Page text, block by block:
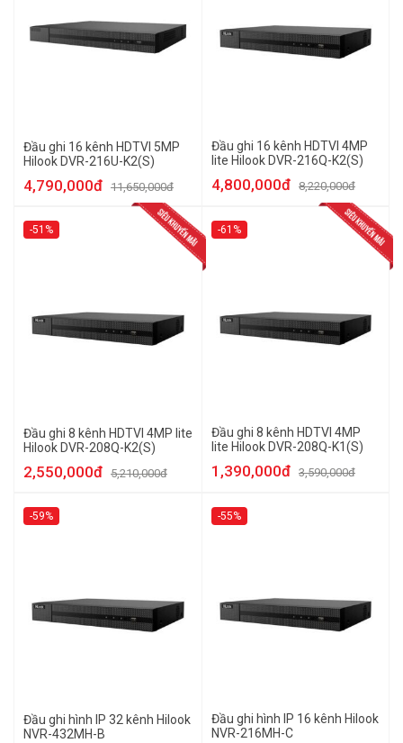
Đầu ghi 16 kênh HDTVI 5MP
Hilook DVR-216U-K2(S)
4,790,000đ 11,650,000đ
Đầu ghi 16 kênh HDTVI 4MP
lite Hilook DVR-216Q-K2(S)
4,800,000đ 8,220,000đ
-51%
Đầu ghi 8 kênh HDTVI 4MP lite
Hilook DVR-208Q-K2(S)
2,550,000đ 5,210,000đ
-61%
Đầu ghi 8 kênh HDTVI 4MP
lite Hilook DVR-208Q-K1(S)
1,390,000đ 3,590,000đ
-59%
Đầu ghi hình IP 32 kênh Hilook
NVR-432MH-B
-55%
Đầu ghi hình IP 16 kênh Hilook
NVR-216MH-C